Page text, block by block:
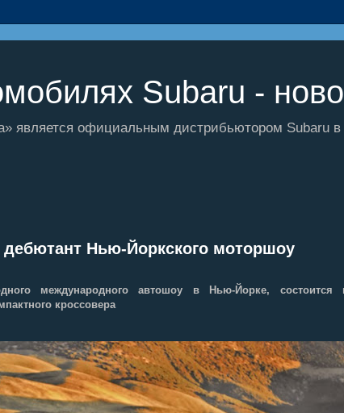
Subaru -
является официальным дистрибьютором Subaru в
дебютант Нью-Йоркского моторшоу
международного автошоу в Нью-Йорке, состоится
кроссовера